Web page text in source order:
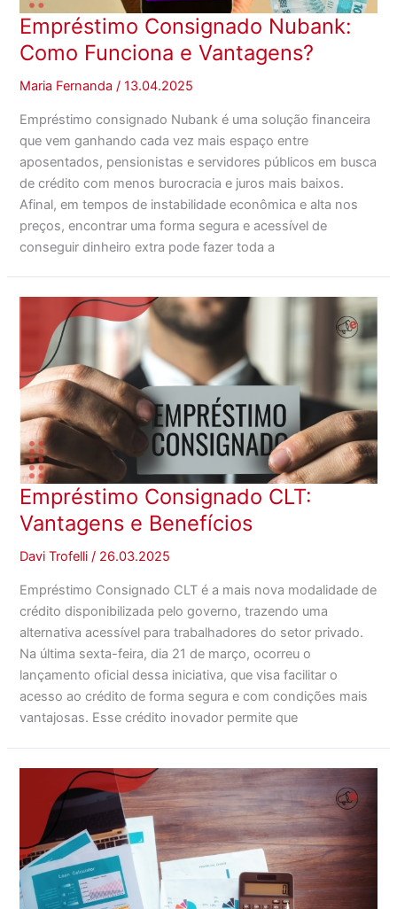
Empréstimo Consignado Nubank:
Como Funciona e Vantagens?
Maria Fernanda/13.04.2025
Empréstimo consignado Nubank é uma solução financeira
que vem ganhando cada vez mais espaço entre
aposentados, pensionistas e servidores públicos em busca
de crédito com menos burocracia e juros mais baixos.
Afinal, em tempos de instabilidade econômica e alta nos
preços, encontrar uma forma segura e acessível de
conseguir dinheiro extra pode fazer toda a
Empréstimo Consignado CLT:
Vantagens e Benefícios
Davi Trofelli/ 26.03.2025
Empréstimo Consignado CLT é a mais nova modalidade de
crédito disponibilizada pelo governo, trazendo uma
alternativa acessível para trabalhadores do setor privado.
Na última sexta-feira, dia 21 de março, ocorreu o
lançamento oficial dessa iniciativa, que visa facilitar o
acesso ao crédito de forma segura e com condições mais
vantajosas. Esse crédito inovador permite que